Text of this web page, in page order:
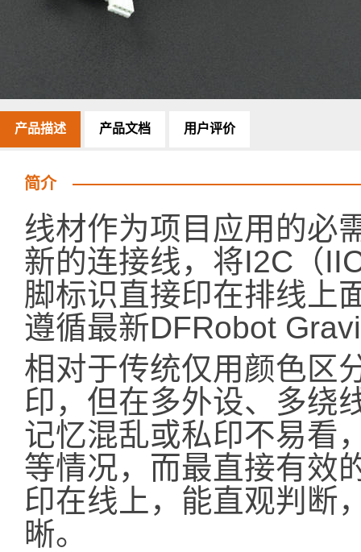
产品描述 产品文档 用户评价
简介
线材作为项目应用的必
新的连接线，将I2C（
脚标识直接印在排线上
遵循最新DFRobot
相对于传统仅用颜色区
印，但在多外设、多绕
记忆混乱或私印不易看
等情况，而最直接有效
印在线上，能直观判断
晰。